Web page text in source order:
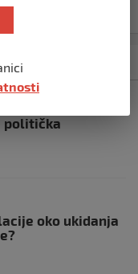
politička
oko ukidanja